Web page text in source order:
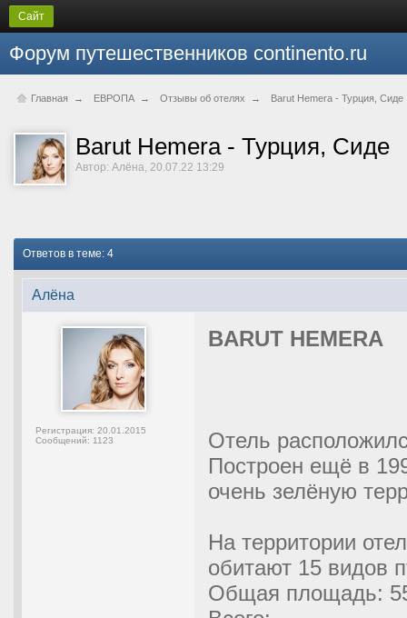
Сайт
Форум путешественников continento.ru
Главная → ЕВРОПА → Отзывы об отелях → Barut Hemera - Турция, Сиде
Barut Hemera - Турция, Сиде
Автор: Алёна, 20.07.22 13:29
Ответов в теме: 4
Алёна
Регистрация: 20.01.2015
Сообщений: 1123
BARUT HEMERA
Отель
Построен ещё в
очень зелёную
На территории
обитают 15 видов
Общая площадь: